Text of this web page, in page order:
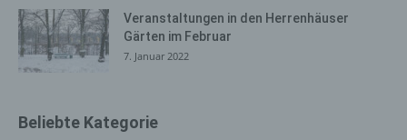
Veranstaltungen in den Herrenhäuser
Gärten im Februar
7. Januar 2022
Beliebte Kategorie
Bei der Nutzung dieser allgemeinen Daten und
Informationen ziehen wird keine Rückschlüsse auf die
betroffene Person. Diese Informationen werden vielmehr
die Werbung für diese zu optimieren, (3) die dauerhafte